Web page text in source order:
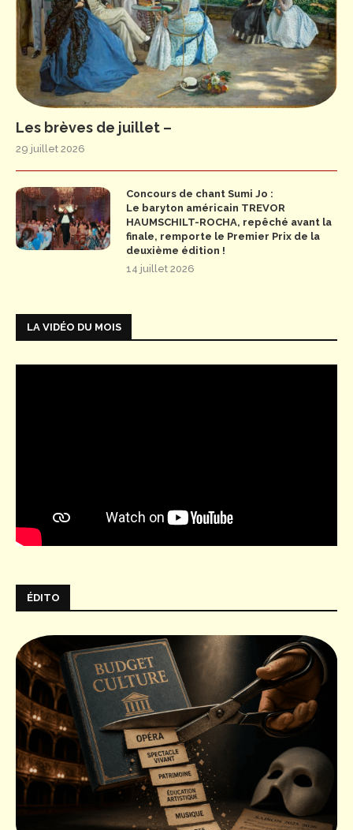
Les brèves de juillet –
29 juillet 2026
Concours de chant Sumi Jo :
Le baryton américain TREVOR
HAUMSCHILT-ROCHA, repêché avant la
finale, remporte le Premier Prix de la
deuxième édition !
14 juillet 2026
LA VIDÉO DU MOIS
ÉDITO